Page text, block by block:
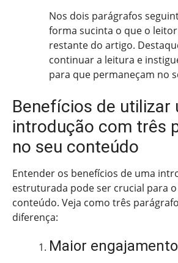
Nos dois parágrafos
forma sucinta o que o
restante do artigo.
continuar a leitura e
para que permaneçam no
Benefícios de utilizar
introdução com três
no seu conteúdo
Entender os benefícios de uma
estruturada pode ser crucial para
conteúdo. Veja como três
diferença:
Maior